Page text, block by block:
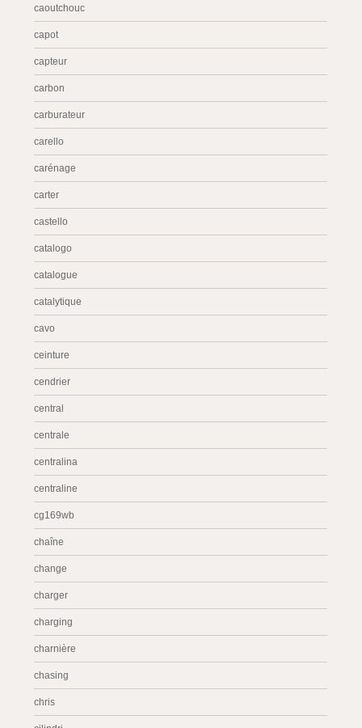
caoutchouc
capot
capteur
carbon
carburateur
carello
carénage
carter
castello
catalogo
catalogue
catalytique
cavo
ceinture
cendrier
central
centrale
centralina
centraline
cg169wb
chaîne
change
charger
charging
charnière
chasing
chris